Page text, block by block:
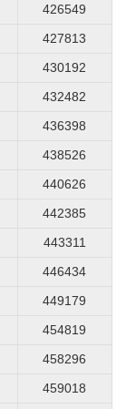
426549
427813
430192
432482
436398
438526
440626
442385
443311
446434
449179
454819
458296
459018